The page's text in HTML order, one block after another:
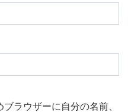
ラウザーに自分の名前、